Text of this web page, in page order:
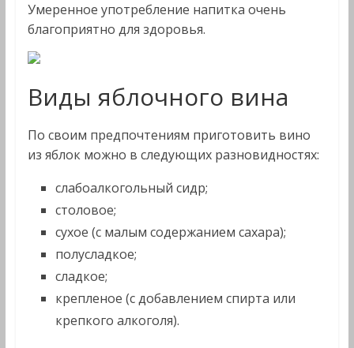
Умеренное употребление напитка очень
благоприятно для здоровья.
Виды яблочного вина
По своим предпочтениям приготовить вино
из яблок можно в следующих разновидностях:
слабоалкогольный сидр;
столовое;
сухое (с малым содержанием сахара);
полусладкое;
сладкое;
крепленое (с добавлением спирта или
крепкого алкоголя).